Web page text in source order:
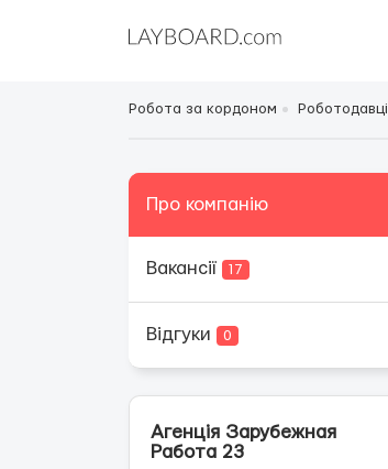
Робота за кордоном Роботодавці
Про компанію
Вакансії 17
Відгуки 0
Агенція Зарубежная
Работа 23